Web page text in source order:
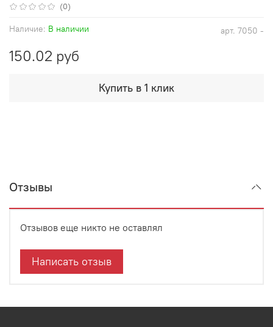
(0)
арт. 7050 -
Наличие: В наличии
150.02 руб
Купить в 1 клик
Отзывы
Отзывов еще никто не оставлял
Написать отзыв